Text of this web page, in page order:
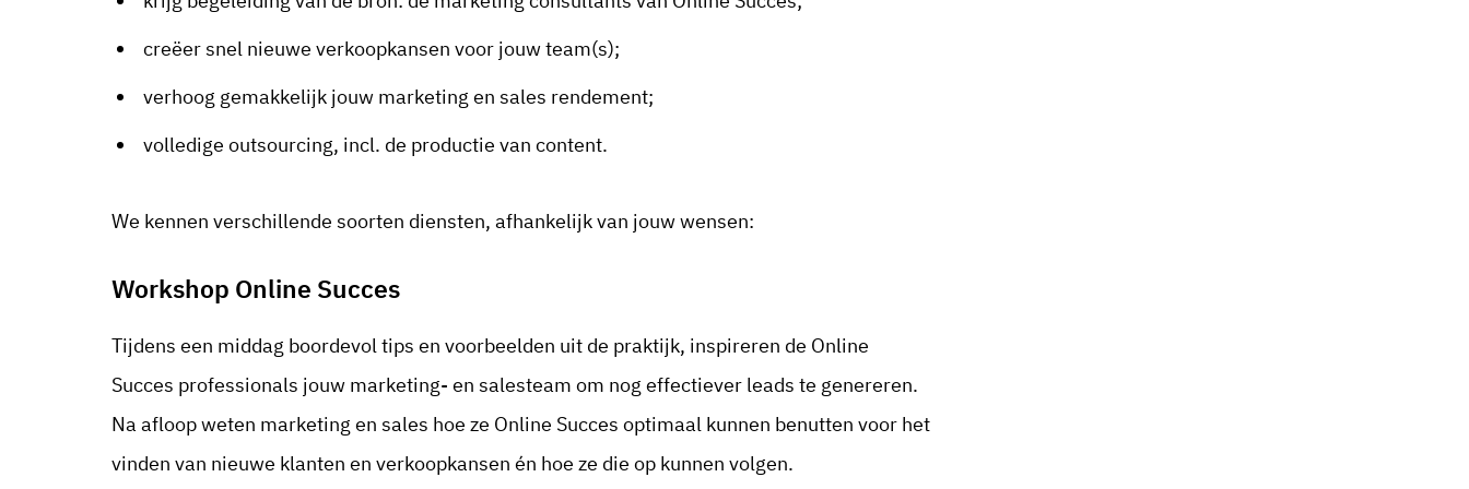
creëer snel nieuwe verkoopkansen voor jouw team(s);
verhoog gemakkelijk jouw marketing en sales rendement;
volledige outsourcing, incl. de productie van content.
We kennen verschillende soorten diensten, afhankelijk van jouw wensen:
Workshop Online Succes
Tijdens een middag boordevol tips en voorbeelden uit de praktijk, inspireren de Online
Succes professionals jouw marketing- en salesteam om nog effectiever leads te genereren.
Na afloop weten marketing en sales hoe ze Online Succes optimaal kunnen benutten voor het
vinden van nieuwe klanten en verkoopkansen én hoe ze die op kunnen volgen.